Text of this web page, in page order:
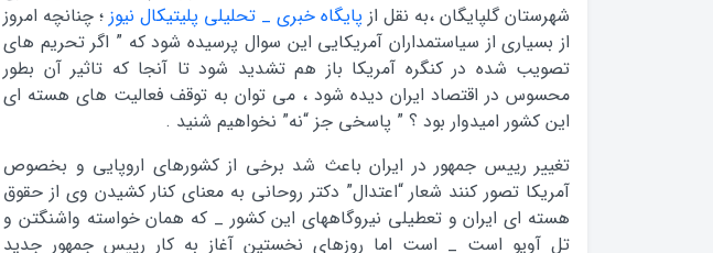
شهرستان گلپایگان ،به نقل از پایگاه خبری _ تحلیلی پلیتیکال نیوز ؛ چنانچه امروز
از بسیاری از سیاستمداران آمریکایی این سوال پرسیده شود که ” اگر تحریم های
تصویب شده در کنگره آمریکا باز هم تشدید شود تا آنجا که تاثیر آن بطور
محسوس در اقتصاد ایران دیده شود ، می توان به توقف فعالیت های هسته ای
این کشور امیدوار بود ؟ ” پاسخی جز “نه” نخواهیم شنید .
تغییر رییس جمهور در ایران باعث شد برخی از کشورهای اروپایی و بخصوص
آمریکا تصور کنند شعار “اعتدال” دکتر روحانی به معنای کنار کشیدن وی از حقوق
هسته ای ایران و تعطیلی نیروگاههای این کشور _ که همان خواسته واشنگتن و
تل آویو است _ است اما روزهای نخستین آغاز به کار رییس جمهور جدید